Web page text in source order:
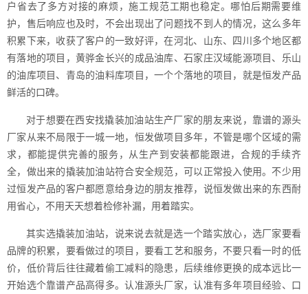
户省去了多方对接的麻烦，施工规范工期也稳定。哪怕后期需要维
护，售后响应也及时，不会出现出了问题找不到人的情况，这么多年
积累下来，收获了客户的一致好评，在河北、山东、四川多个地区都
有落地的项目，黄骅金长兴的成品油库、石家庄汉域能源项目、乐山
的油库项目、青岛的油料库项目，一个个落地的项目，就是恒发产品
鲜活的口碑。
对于想要在西安找撬装加油站生产厂家的朋友来说，靠谱的源头
厂家从来不局限于一城一地，恒发做项目多年，不管是哪个区域的需
求，都能提供完善的服务，从生产到安装都能跟进，合规的手续齐
全，做出来的撬装加油站符合安全规范，可以正常投入使用。不少用
过恒发产品的客户都愿意给身边的朋友推荐，说恒发做出来的东西耐
用省心，不用天天想着检修补漏，用着踏实。
其实选撬装加油站，说来说去就是选一个踏实放心，选厂家要看
品牌的积累，要看做过的项目，要看工艺和服务，不要只看一时的低
价，低价背后往往藏着偷工减料的隐患，后续维修更换的成本远比一
开始选个靠谱产品高得多。认准源头厂家，认准有多年项目经验、口